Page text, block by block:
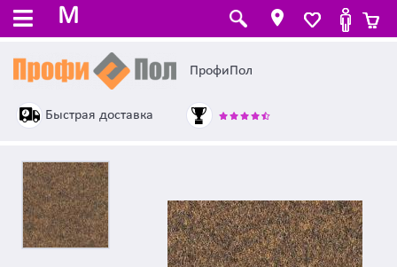
M
ПрофиПол
Быстрая доставка